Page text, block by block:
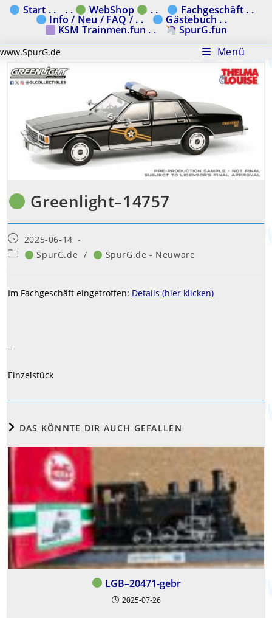
Zum Start . . . . WebShop . . Fachgeschäft . .
Info / Neu / FAQ / . . Gästebuch . .
KSM Trainmen.fun . . SpurG.fun
www.SpurG.de Menü
Greenlight–14757
Beitrag
veröffentlicht:
2025-06-14
Beitrags-SpurG.de / SpurG.de - Neuware
Im Fachgeschäft eingetroffen: Details (hier klicken)
–
Einzelstück
DAS KÖNNTE DIR AUCH GEFALLEN
LGB–20471-gebr
2025-07-26